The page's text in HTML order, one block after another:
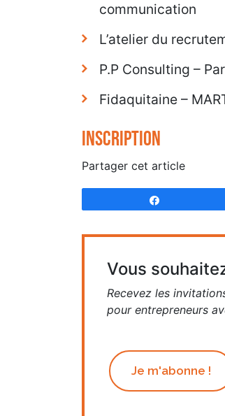
communication
L’atelier du
P.P Consulting –
Fidaquitaine –
Inscription
Partager cet article
Vous
Recevez les
pour entrepreneurs
Je m'abonne !